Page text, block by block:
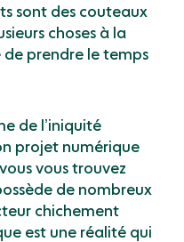
sont des couteaux
choses à la
de prendre le temps
de l’iniquité
projet numérique
vous trouvez
de nombreux
chichement
est une réalité qui